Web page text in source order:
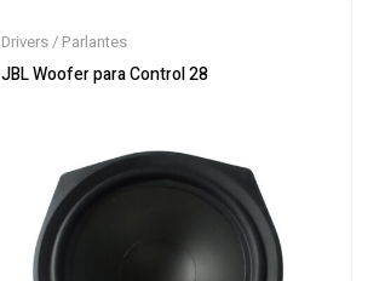
Drivers / Parlantes
JBL Woofer para Control 28